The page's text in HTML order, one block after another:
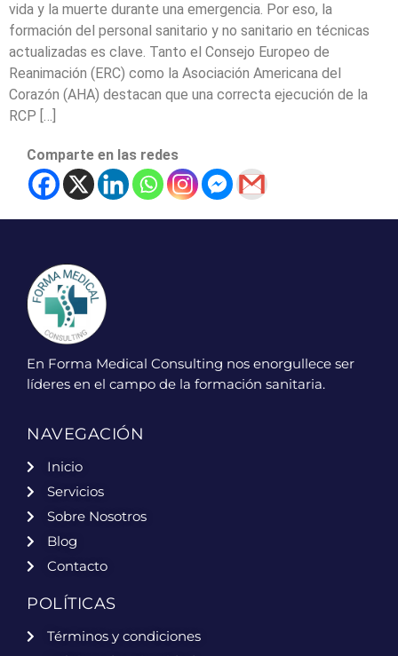
vida y la muerte durante una emergencia. Por eso, la
formación del personal sanitario y no sanitario en técnicas
actualizadas es clave. Tanto el Consejo Europeo de
Reanimación (ERC) como la Asociación Americana del
Corazón (AHA) destacan que una correcta ejecución de la
RCP […]
Comparte en las redes
En Forma Medical Consulting nos enorgullece ser
líderes en el campo de la formación sanitaria.
NAVEGACIÓN
Inicio
Servicios
Sobre Nosotros
Blog
Contacto
POLÍTICAS
Términos y condiciones